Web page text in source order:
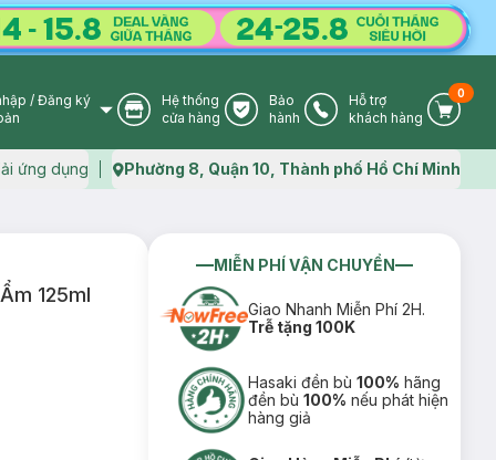
User Icon
/ Đăng ký
Store Icon
Hệ thống
cửa hàng
Warranty Icon
Bảo
hành
Phone Icon
Hỗ trợ
khách hàng
Cart
0
ứng dụng Map icon
Phường 8, Quận 10, Thành phố Hồ Chí Minh
125ml
MIỄN PHÍ VẬN CHUYỂN
Giao Nhanh Miễn Phí 2H.
Trễ tặng 100K
Hasaki đền bù100% hãng
đền bù100% nếu phát hiện
hàng giả